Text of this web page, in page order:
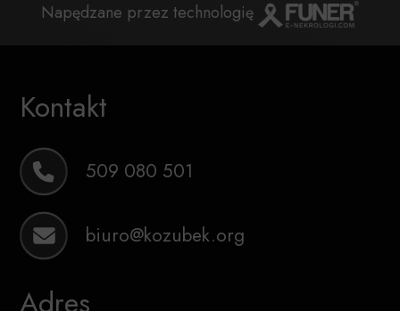
Napędzane przez technologię
Kontakt
509 080 501
biuro@kozubek.org